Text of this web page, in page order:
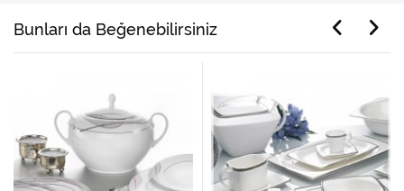
Bunları da Beğenebilirsiniz